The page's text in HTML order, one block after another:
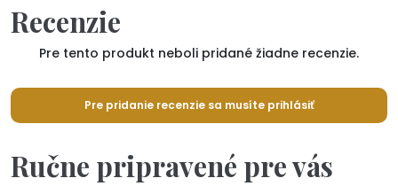
Recenzie
Pre tento produkt neboli pridané žiadne recenzie.
Pre pridanie recenzie sa musíte prihlásiť
Ručne pripravené pre vás